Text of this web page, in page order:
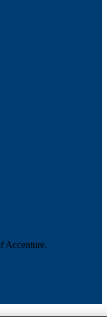
Accenture.